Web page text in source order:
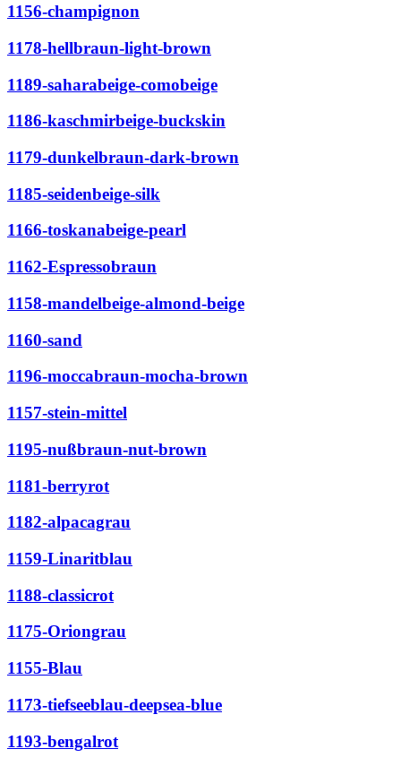
1156-champignon
1178-hellbraun-light-brown
1189-saharabeige-comobeige
1186-kaschmirbeige-buckskin
1179-dunkelbraun-dark-brown
1185-seidenbeige-silk
1166-toskanabeige-pearl
1162-Espressobraun
1158-mandelbeige-almond-beige
1160-sand
1196-moccabraun-mocha-brown
1157-stein-mittel
1195-nußbraun-nut-brown
1181-berryrot
1182-alpacagrau
1159-Linaritblau
1188-classicrot
1175-Oriongrau
1155-Blau
1173-tiefseeblau-deepsea-blue
1193-bengalrot